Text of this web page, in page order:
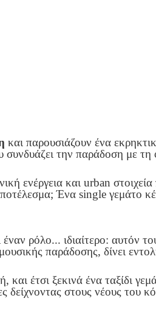
και παρουσιάζουν ένα
συνδυάζει την παράδοση με
ενέργεια και urban
Ένα single γεμάτο
ρόλο... ιδιαίτερο: αυτόν
παράδοσης, δίνει
έτσι ξεκινά ένα ταξίδι
στους νέους του